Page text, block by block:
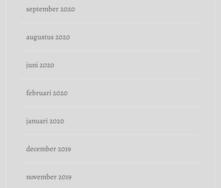
september 2020
augustus 2020
juni 2020
februari 2020
januari 2020
december 2019
november 2019